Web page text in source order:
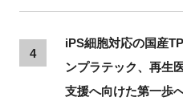
4
iPS細胞対応の国産
ンプラテック、再生
支援へ向けた第一歩